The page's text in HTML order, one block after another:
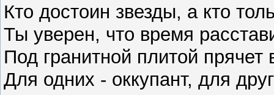
Кто достоин звезды, а кто
Ты уверен, что время
Под гранитной плитой
Для одних - оккупант, для